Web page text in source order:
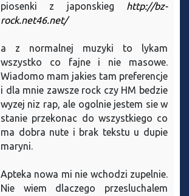
piosenki z japonskieg http://bz-
rock.net46.net/
a z normalnej muzyki to lykam
wszystko co fajne i nie masowe.
Wiadomo mam jakies tam preferencje
i dla mnie zawsze rock czy HM bedzie
wyzej niz rap, ale ogolnie jestem sie w
stanie przekonac do wszystkiego co
ma dobra nute i brak tekstu u dupie
maryni.
Apteka nowa mi nie wchodzi zupelnie.
Nie wiem dlaczego przesluchalem